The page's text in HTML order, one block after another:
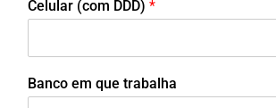
Celular (com DDD) *
Banco em que trabalha